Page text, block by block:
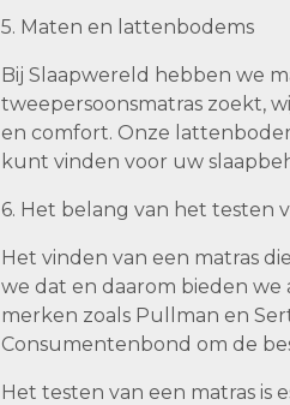
5. Maten en lattenbodems
Bij Slaapwereld hebben we
tweepersoonsmatras zoekt,
en comfort. Onze
kunt vinden voor uw
6. Het belang van het testen
Het vinden van een matras
we dat en daarom bieden we
merken zoals Pullman en
Consumentenbond om de
Het testen van een matras is